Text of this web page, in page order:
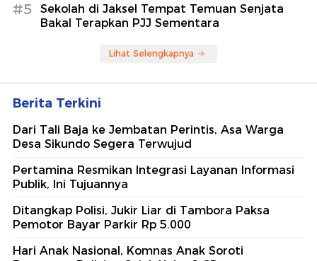
#5
Sekolah di Jaksel Tempat Temuan Senjata
Bakal Terapkan PJJ Sementara
Lihat Selengkapnya
Berita Terkini
Dari Tali Baja ke Jembatan Perintis, Asa Warga
Desa Sikundo Segera Terwujud
Pertamina Resmikan Integrasi Layanan Informasi
Publik, Ini Tujuannya
Ditangkap Polisi, Jukir Liar di Tambora Paksa
Pemotor Bayar Parkir Rp 5.000
Hari Anak Nasional, Komnas Anak Soroti